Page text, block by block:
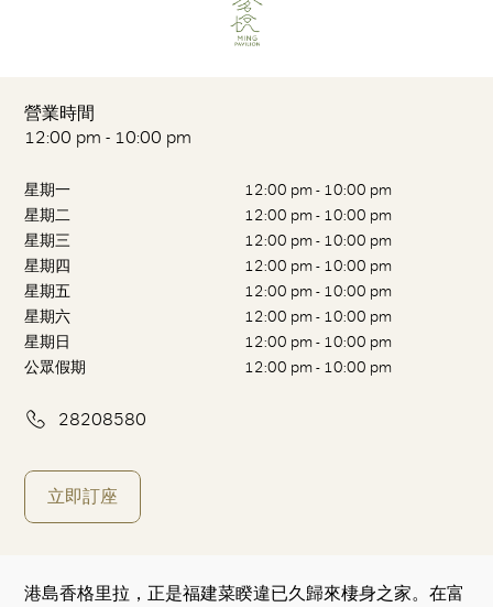
營業時間
12:00 pm - 10:00 pm
星期一
12:00 pm - 10:00 pm
星期二
12:00 pm - 10:00 pm
星期三
12:00 pm - 10:00 pm
星期四
12:00 pm - 10:00 pm
星期五
12:00 pm - 10:00 pm
星期六
12:00 pm - 10:00 pm
星期日
12:00 pm - 10:00 pm
公眾假期
12:00 pm - 10:00 pm
28208580
立即訂座
港島香格里拉，正是福建菜睽違已久歸來棲身之家。在富